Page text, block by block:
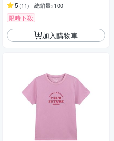
5 (11) 總銷量>100
限時下殺
加入購物車